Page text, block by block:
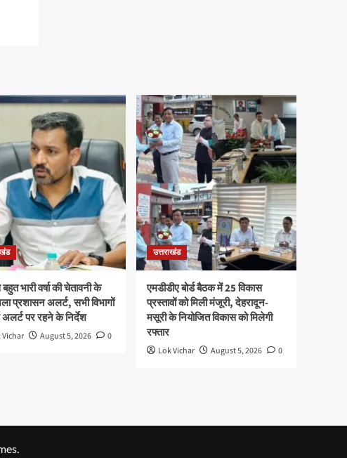
भारी वर्षा की चेतावनी के
प्रशासन अलर्ट, सभी विभागों
अलर्ट पर रहने के निर्देश
Vichar August 5, 2026 0
उत्तराखंड
एमडीडीए बोर्ड बैठक में 25 विकास
प्रस्तावों को मिली मंजूरी, देहरादून-
मसूरी के नियोजित विकास को मिलेगी
रफ्तार
Lok Vichar August 5, 2026 0